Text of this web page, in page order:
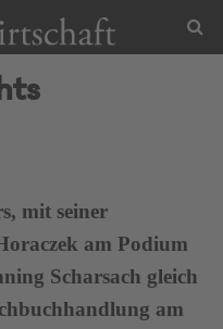
mit seiner
am Podium
Scharsach gleich
am